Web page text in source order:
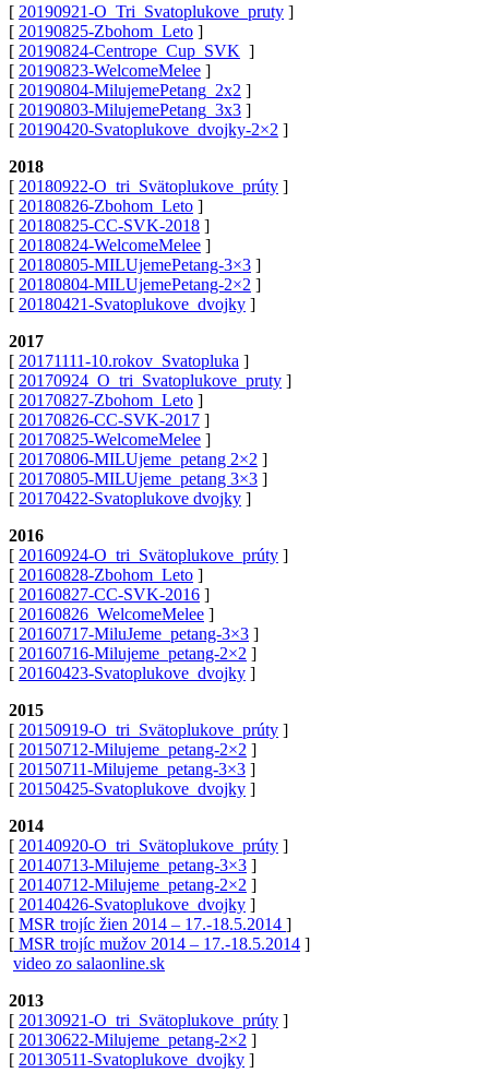
[ 20190921-O_Tri_Svatoplukove_pruty ]
[ 20190825-Zbohom_Leto ]
[ 20190824-Centrope_Cup_SVK ]
[ 20190823-WelcomeMelee ]
[ 20190804-MilujemePetang_2x2 ]
[ 20190803-MilujemePetang_3x3 ]
[ 20190420-Svatoplukove_dvojky-2×2 ]
2018
[ 20180922-O_tri_Svätoplukove_prúty ]
[ 20180826-Zbohom_Leto ]
[ 20180825-CC-SVK-2018 ]
[ 20180824-WelcomeMelee ]
[ 20180805-MILUjemePetang-3×3 ]
[ 20180804-MILUjemePetang-2×2 ]
[ 20180421-Svatoplukove_dvojky ]
2017
[ 20171111-10.rokov_Svatopluka ]
[ 20170924_O_tri_Svatoplukove_pruty ]
[ 20170827-Zbohom_Leto ]
[ 20170826-CC-SVK-2017 ]
[ 20170825-WelcomeMelee ]
[ 20170806-MILUjeme_petang 2×2 ]
[ 20170805-MILUjeme_petang 3×3 ]
[ 20170422-Svatoplukove dvojky ]
2016
[ 20160924-O_tri_Svätoplukove_prúty ]
[ 20160828-Zbohom_Leto ]
[ 20160827-CC-SVK-2016 ]
[ 20160826_WelcomeMelee ]
[ 20160717-MiluJeme_petang-3×3 ]
[ 20160716-Milujeme_petang-2×2 ]
[ 20160423-Svatoplukove_dvojky ]
2015
[ 20150919-O_tri_Svätoplukove_prúty ]
[ 20150712-Milujeme_petang-2×2 ]
[ 20150711-Milujeme_petang-3×3 ]
[ 20150425-Svatoplukove_dvojky ]
2014
[ 20140920-O_tri_Svätoplukove_prúty ]
[ 20140713-Milujeme_petang-3×3 ]
[ 20140712-Milujeme_petang-2×2 ]
[ 20140426-Svatoplukove_dvojky ]
[ MSR trojíc žien 2014 – 17.-18.5.2014 ]
[ MSR trojíc mužov 2014 – 17.-18.5.2014 ]
video zo salaonline.sk
2013
[ 20130921-O_tri_Svätoplukove_prúty ]
[ 20130622-Milujeme_petang-2×2 ]
[ 20130511-Svatoplukove_dvojky ]